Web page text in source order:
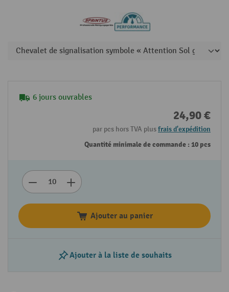
6 jours ouvrables
24,90 €
par pcs hors TVA plusfrais d'expédition
Quantité minimale de commande : 10 pcs
Ajouter au panier
Ajouter à la liste de souhaits